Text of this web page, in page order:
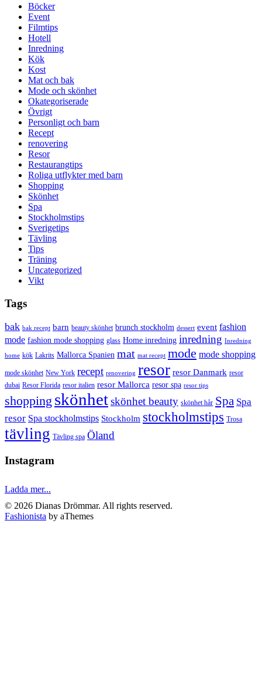
Böcker
Event
Filmtips
Hotell
Inredning
Kök
Kost
Mat och bak
Mode och skönhet
Okategoriserade
Övrigt
Personligt och barn
Recept
renovering
Resor
Restaurangtips
Roliga utflykter med barn
Shopping
Skönhet
Spa
Stockholmstips
Sverigetips
Tävling
Tips
Träning
Uncategorized
Vikt
Tags
bak bak recept barn beauty skönhet brunch stockholm dessert event fashion
mode fashion mode shopping glass Home inredning inredning Inredning
home kök Lakrits Mallorca Spanien mat mat recept mode mode shopping
mode skönhet New York recept renovering resor resor Danmark resor
dubai Resor Florida resor italien resor Mallorca resor spa resor tips
shopping skönhetskönhet beauty skönhet hår Spa Spa
resor Spa stockholmstips Stockholm stockholmstips Trosa
tävling Tävling spa Öland
Instagram
Ladda mer...
© 2026 Dianas Drömmar. All rights reserved.
Fashionista by aThemes